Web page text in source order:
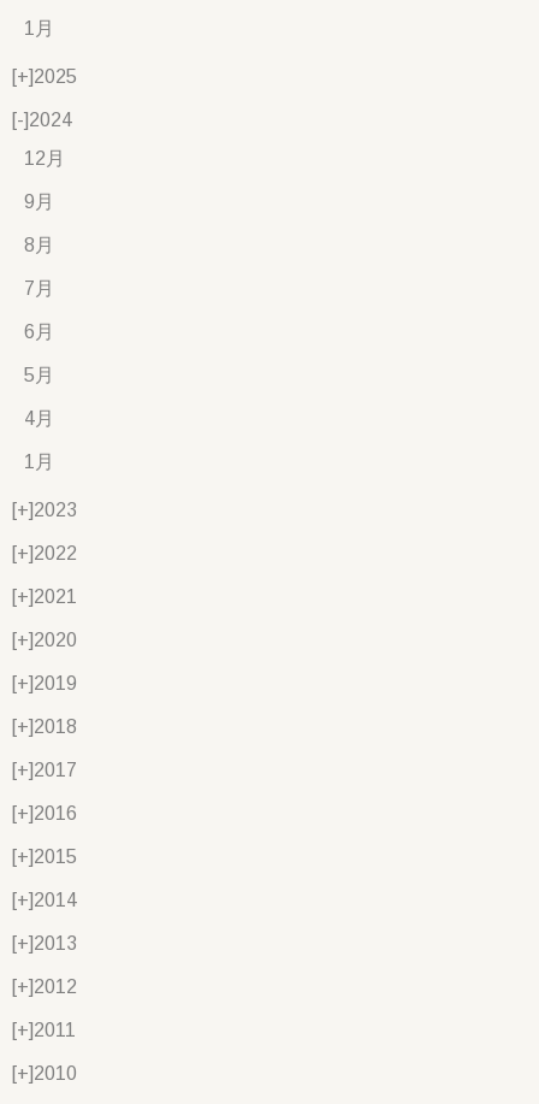
1月
[+]2025
[-]2024
12月
9月
8月
7月
6月
5月
4月
1月
[+]2023
[+]2022
[+]2021
[+]2020
[+]2019
[+]2018
[+]2017
[+]2016
[+]2015
[+]2014
[+]2013
[+]2012
[+]2011
[+]2010